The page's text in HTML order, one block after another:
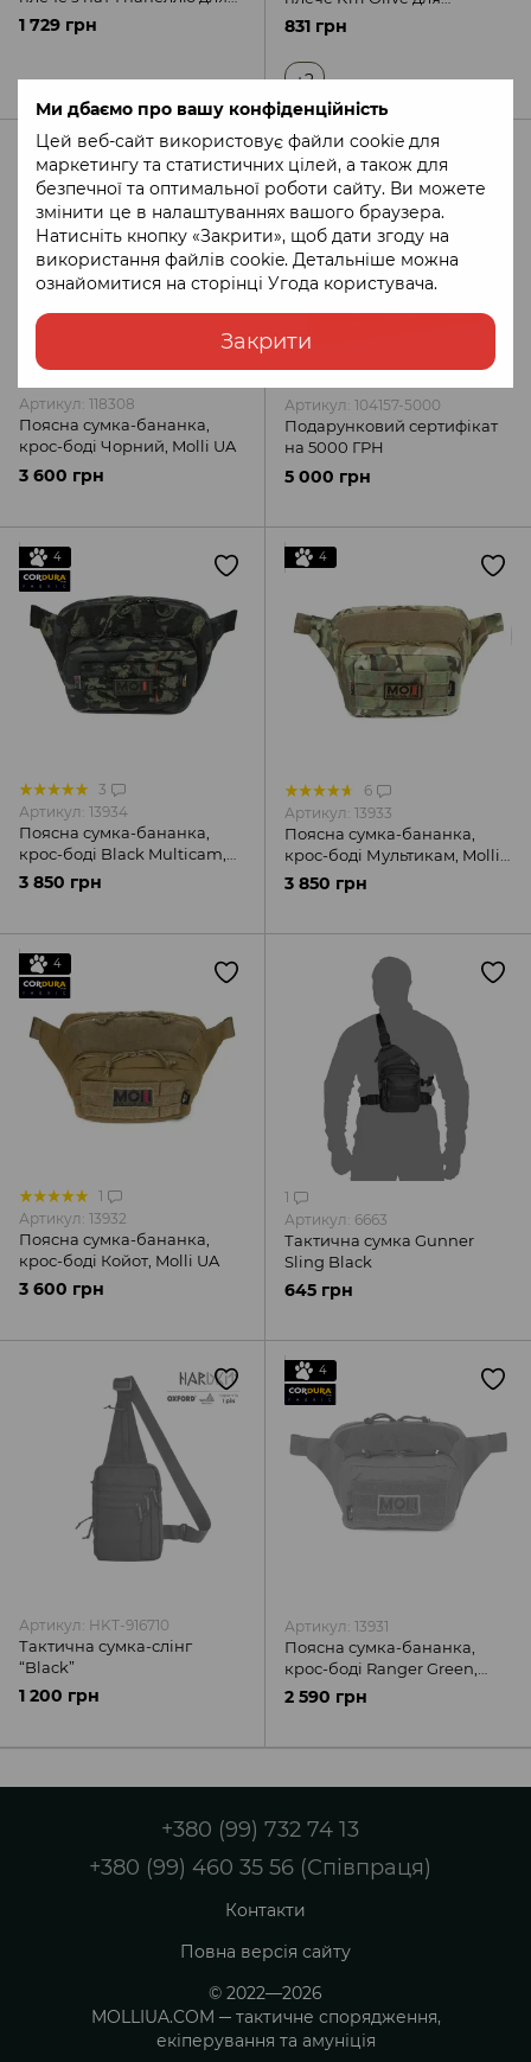
Ми дбаємо про вашу конфіденційність
Цей веб-сайт використовує файли cookie для
маркетингу та статистичних цілей, а також для
безпечної та оптимальної роботи сайту. Ви можете
змінити це в налаштуваннях вашого браузера.
Натисніть кнопку «Закрити», щоб дати згоду на
використання файлів cookie. Детальніше можна
ознайомитися на сторінці Угода користувача.
Закрити
шевронів Cordura Multicam
Black HardKit RoKit M
1 729 грн
прихованого носіння
831 грн
+2
4
Артикул: 118308
Поясна сумка-бананка,
крос-боді Чорний, Molli UA
3 600 грн
Артикул: 104157-5000
Подарунковий сертифікат
на 5000 ГРН
5 000 грн
4
3
Артикул: 13934
Поясна сумка-бананка,
крос-боді Black Multicam,
Molli UA
3 850 грн
4
6
Артикул: 13933
Поясна сумка-бананка,
крос-боді Мультикам, Molli
UA
3 850 грн
4
1
Артикул: 13932
Поясна сумка-бананка,
крос-боді Койот, Molli UA
3 600 грн
1
Артикул: 6663
Тактична сумка Gunner
Sling Black
645 грн
Артикул: HKT-916710
Тактична сумка-слінг
“Black”
1 200 грн
4
Артикул: 13931
Поясна сумка-бананка,
крос-боді Ranger Green,
Molli UA
2 590 грн
+380 (99) 732 74 13
+380 (99) 460 35 56 (Співпраця)
Контакти
Повна версія сайту
© 2022—2026
MOLLIUA.COM ─ тактичне спорядження,
екіперування та амуніція